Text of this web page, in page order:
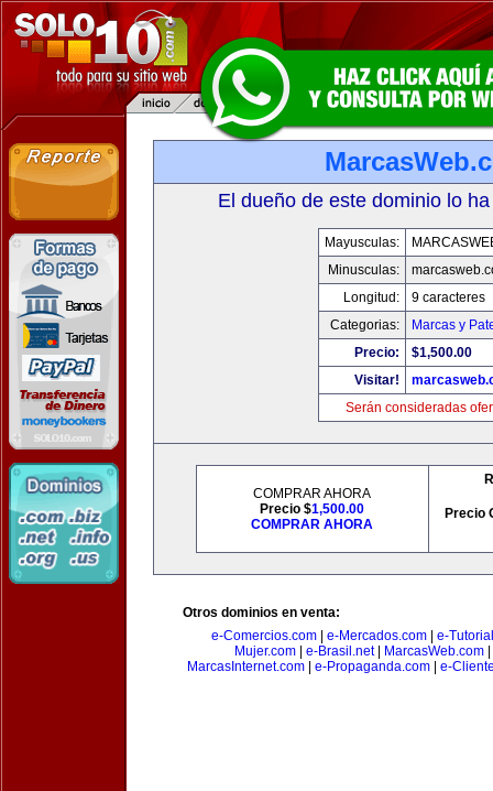
El dueño de este dominio lo
Mayusculas:
Minusculas:
Longitud:
9 caracteres
Categorias:
Marcas y
Precio:
$1,500.00
Visitar!
Serán consideradas
COMPRAR AHORA
Precio $1,500.00
COMPRAR AHORA
Precio
Otros dominios en venta:
e-Comercios.com| e-Mercados.com| e-
Mujer.com
e-Brasil.net| MarcasWeb.com
MarcasInternet.com| e-Propaganda.com| e-